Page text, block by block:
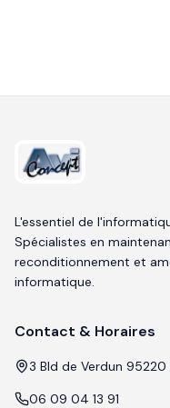
L'essentiel de
Spécialistes en
reconditionnement et
informatique.
Contact & Horaires
3 Bld de Verdun 95220
06 09 04 13 91